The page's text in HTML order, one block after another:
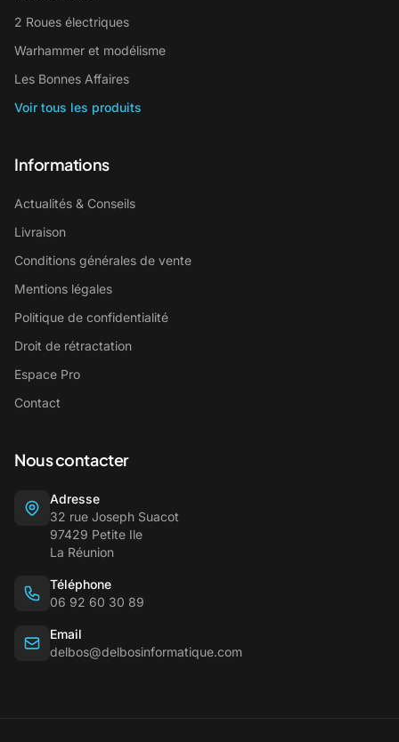
2 Roues électriques
Warhammer et modélisme
Les Bonnes Affaires
Voir tous les produits
Informations
Actualités & Conseils
Livraison
Conditions générales de vente
Mentions légales
Politique de confidentialité
Droit de rétractation
Espace Pro
Contact
Nous contacter
Adresse
32 rue Joseph Suacot
97429 Petite Ile
La Réunion
Téléphone
06 92 60 30 89
Email
delbos@delbosinformatique.com